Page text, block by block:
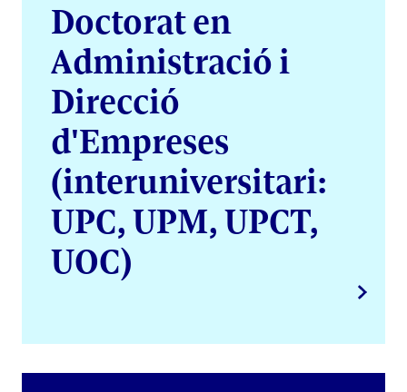
Doctorat en
Administració i
Direcció
d'Empreses
(interuniversitari:
UPC, UPM, UPCT,
UOC)